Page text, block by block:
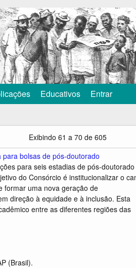
Educativos Entrar
Exibindo 61 a 70 de 605
bolsas de pós-doutorado
para seis estadias de pós-doutorado
do Consórcio é institucionalizar o
formar uma nova geração de
direção à equidade e à inclusão. Esta
entre as diferentes regiões das
(Brasil).